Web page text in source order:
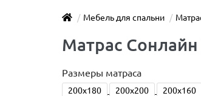
Мебель для спальни
Матраc Сонлайн
Размеры матраса
200x180 200x200 200x160